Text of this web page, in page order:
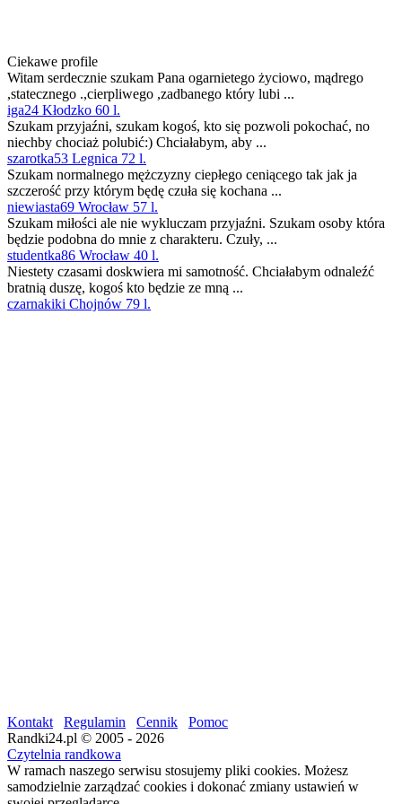
Ciekawe profile
Witam serdecznie szukam Pana ogarnietego życiowo, mądrego
,statecznego .,cierpliwego ,zadbanego który lubi ...
iga24 Kłodzko 60 l.
Szukam przyjaźni, szukam kogoś, kto się pozwoli pokochać, no
niechby chociaż polubić:) Chciałabym, aby ...
szarotka53 Legnica 72 l.
Szukam normalnego mężczyzny ciepłego ceniącego tak jak ja
szczerość przy którym będę czuła się kochana ...
niewiasta69 Wrocław 57 l.
Szukam miłości ale nie wykluczam przyjaźni. Szukam osoby która
będzie podobna do mnie z charakteru. Czuły, ...
studentka86 Wrocław 40 l.
Niestety czasami doskwiera mi samotność. Chciałabym odnaleźć
bratnią duszę, kogoś kto będzie ze mną ...
czarnakiki Chojnów 79 l.
Kontakt Regulamin Cennik
Pomoc
Randki24.pl © 2005 - 2026
Czytelnia randkowa
W ramach naszego serwisu stosujemy pliki cookies. Możesz
samodzielnie zarządzać cookies i dokonać zmiany ustawień w